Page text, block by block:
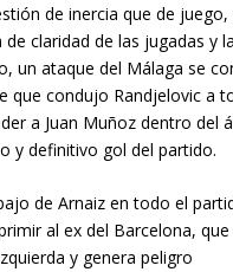
de inercia que de juego,
claridad de las jugadas y
un ataque del Málaga se
que condujo Randjelovic a
a Juan Muñoz dentro del
y definitivo gol del partido.
de Arnaiz en todo el
al ex del Barcelona, que
y genera peligro